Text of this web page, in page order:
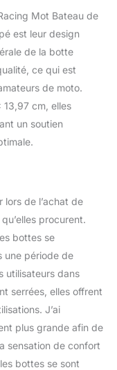
sortie plus
ajustement
et plus
zone
pour
en
et
La
flexible
#
à l’aide
pour une
à
en offrant
élevés de
zone
pour
en
et
Mot Bateau de
est leur design
de la botte
ce qui est
de moto.
cm, elles
un soutien
lors de l’achat de
procurent.
bottes se
une période de
utilisateurs dans
serrées, elles offrent
J’ai
plus grande afin de
sensation de confort
bottes se sont